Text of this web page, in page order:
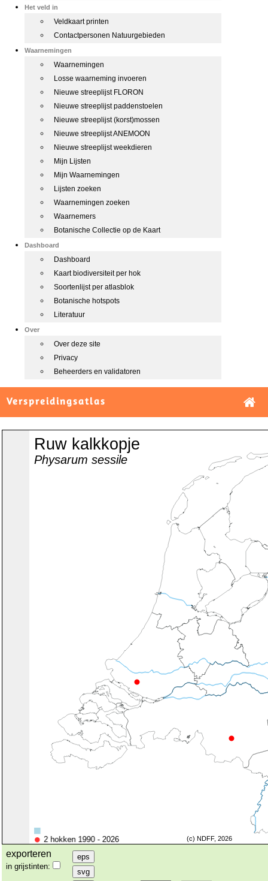
Het veld in
Veldkaart printen
Contactpersonen Natuurgebieden
Waarnemingen
Waarnemingen
Losse waarneming invoeren
Nieuwe streeplijst FLORON
Nieuwe streeplijst paddenstoelen
Nieuwe streeplijst (korst)mossen
Nieuwe streeplijst ANEMOON
Nieuwe streeplijst weekdieren
Mijn Lijsten
Mijn Waarnemingen
Lijsten zoeken
Waarnemingen zoeken
Waarnemers
Botanische Collectie op de Kaart
Dashboard
Dashboard
Kaart biodiversiteit per hok
Soortenlijst per atlasblok
Botanische hotspots
Literatuur
Over
Over deze site
Privacy
Beheerders en validatoren
Verspreidingsatlas